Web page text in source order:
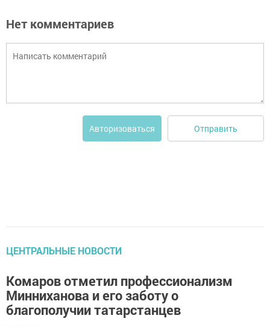
Нет комментариев
Авторизоваться Отправить
ЦЕНТРАЛЬНЫЕ НОВОСТИ
Комаров отметил профессионализм
Минниханова и его заботу о
благополучии татарстанцев